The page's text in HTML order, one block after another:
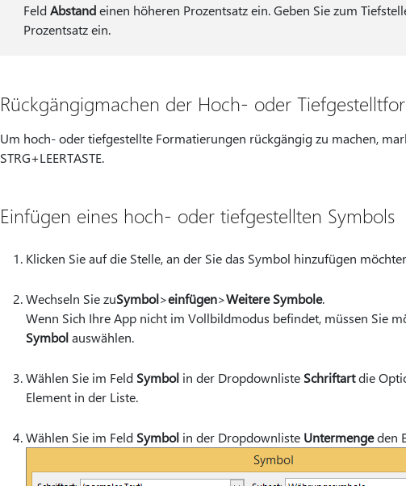
FeldAbstandeinen höheren Prozentsatz ein. Geben Sie zum
Prozentsatz ein.
Rückgängigmachen der Hoch- oder
Um hoch- oder tiefgestellte Formatierungen rückgängig zu machen,
STRG+LEERTASTE.
Einfügen eines hoch- oder tiefgestellten Symbols
Klicken Sie auf die Stelle, an der Sie das Symbol hinzufügen
Wechseln Sie zuSymbol>einfügen>Weitere Symbole.
Wenn Sich Ihre App nicht im Vollbildmodus befindet, müssen Sie
Symbolauswählen.
Wählen Sie im Feld Symbolin der Dropdownliste Schriftartdie
Element in der Liste.
Wählen Sie im Feld Symbolin der Dropdownliste Untermengeden